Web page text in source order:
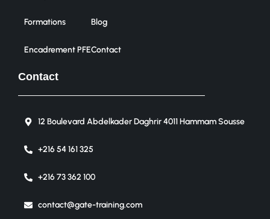
Formations
Encadrement PFE
Blog
Contact
Contact
12 Boulevard Abdelkader Daghrir 4011 Hammam Sousse
+216 54 161 325
+216 73 362 100
contact@gate-training.com